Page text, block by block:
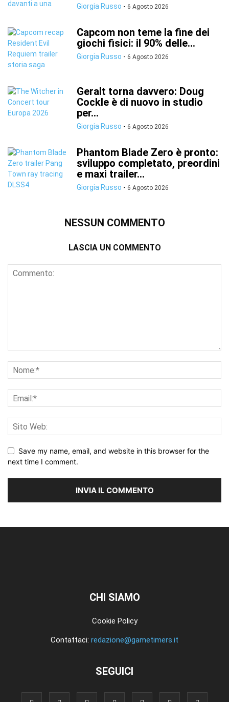
Giorgia Russo - 6 Agosto 2026
Capcom non teme la fine dei
giochi fisici: il 90% delle...
Giorgia Russo - 6 Agosto 2026
Geralt torna davvero: Doug
Cockle è di nuovo in studio
per...
Giorgia Russo - 6 Agosto 2026
Phantom Blade Zero è pronto:
sviluppo completato, preordini
e maxi trailer...
Giorgia Russo - 6 Agosto 2026
NESSUN COMMENTO
LASCIA UN COMMENTO
Save my name, email, and website in this browser for the
next time I comment.
CHI SIAMO
Cookie Policy
Contattaci: redazione@gametimers.it
SEGUICI